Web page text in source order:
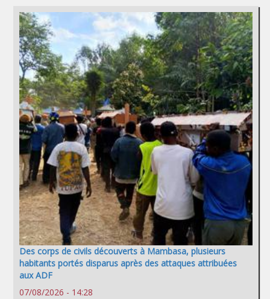
Des corps de civils découverts à Mambasa, plusieurs
habitants portés disparus après des attaques attribuées
aux ADF
07/08/2026 - 14:28